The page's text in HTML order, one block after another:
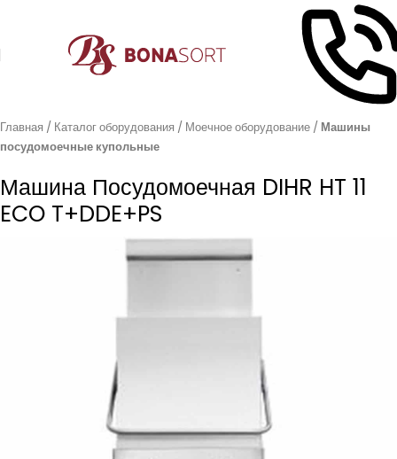
Главная Каталог оборудования Моечное оборудование
Машины
посудомоечные купольные
Машина Посудомоечная DIHR HT 11
ECO T+DDE+PS